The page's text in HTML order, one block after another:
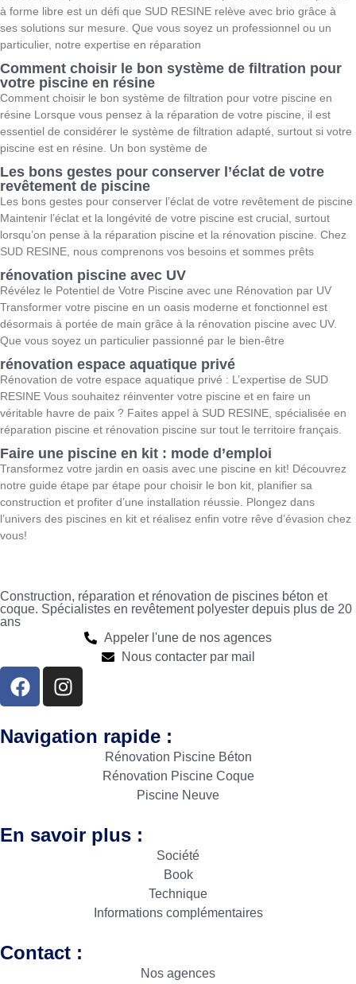
à forme libre est un défi que SUD RESINE relève avec brio grâce à
ses solutions sur mesure. Que vous soyez un professionnel ou un
particulier, notre expertise en réparation
Comment choisir le bon système de filtration pour
votre piscine en résine
Comment choisir le bon système de filtration pour votre piscine en
résine Lorsque vous pensez à la réparation de votre piscine, il est
essentiel de considérer le système de filtration adapté, surtout si votre
piscine est en résine. Un bon système de
Les bons gestes pour conserver l’éclat de votre
revêtement de piscine
Les bons gestes pour conserver l’éclat de votre revêtement de piscine
Maintenir l’éclat et la longévité de votre piscine est crucial, surtout
lorsqu’on pense à la réparation piscine et la rénovation piscine. Chez
SUD RESINE, nous comprenons vos besoins et sommes prêts
rénovation piscine avec UV
Révélez le Potentiel de Votre Piscine avec une Rénovation par UV
Transformer votre piscine en un oasis moderne et fonctionnel est
désormais à portée de main grâce à la rénovation piscine avec UV.
Que vous soyez un particulier passionné par le bien-être
rénovation espace aquatique privé
Rénovation de votre espace aquatique privé : L’expertise de SUD
RESINE Vous souhaitez réinventer votre piscine et en faire un
véritable havre de paix ? Faites appel à SUD RESINE, spécialisée en
réparation piscine et rénovation piscine sur tout le territoire français.
Faire une piscine en kit : mode d’emploi
Transformez votre jardin en oasis avec une piscine en kit! Découvrez
notre guide étape par étape pour choisir le bon kit, planifier sa
construction et profiter d’une installation réussie. Plongez dans
l’univers des piscines en kit et réalisez enfin votre rêve d’évasion chez
vous!
Construction, réparation et rénovation de piscines béton et
coque. Spécialistes en revêtement polyester depuis plus de 20
ans
Appeler l'une de nos agences
Nous contacter par mail
Navigation rapide :
Rénovation Piscine Béton
Rénovation Piscine Coque
Piscine Neuve
En savoir plus :
Société
Book
Technique
Informations complémentaires
Contact :
Nos agences